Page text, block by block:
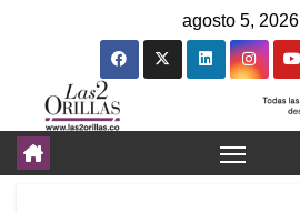
agosto 5, 2026